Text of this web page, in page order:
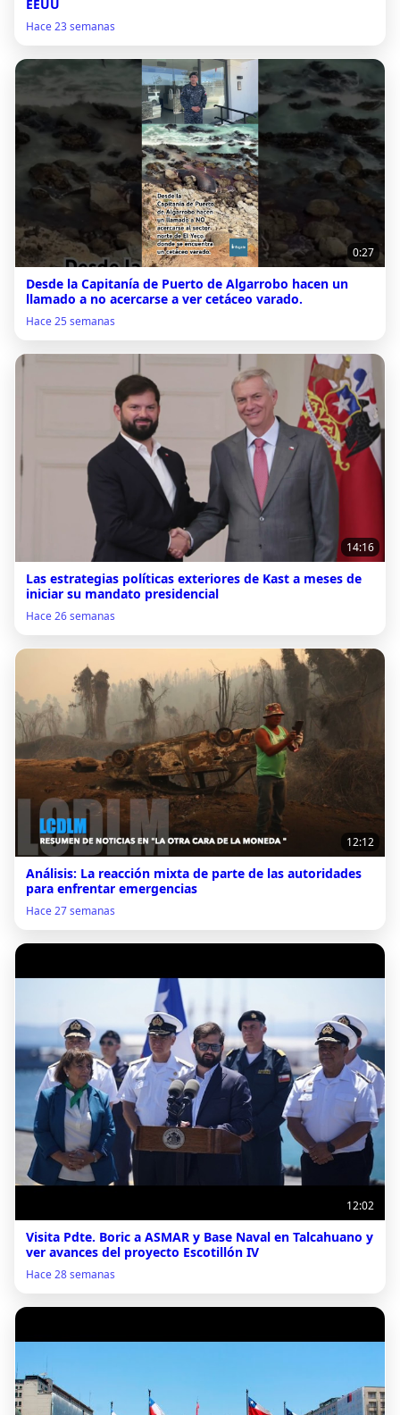
EEUU
Hace 23 semanas
0:27
Desde la Capitanía de Puerto de Algarrobo hacen un
llamado a no acercarse a ver cetáceo varado.
Hace 25 semanas
14:16
Las estrategias políticas exteriores de Kast a meses de
iniciar su mandato presidencial
Hace 26 semanas
12:12
Análisis: La reacción mixta de parte de las autoridades
para enfrentar emergencias
Hace 27 semanas
12:02
Visita Pdte. Boric a ASMAR y Base Naval en Talcahuano y
ver avances del proyecto Escotillón IV
Hace 28 semanas